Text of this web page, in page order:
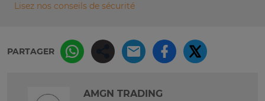
Lisez nos conseils de sécurité
PARTAGER
AMGN TRADING